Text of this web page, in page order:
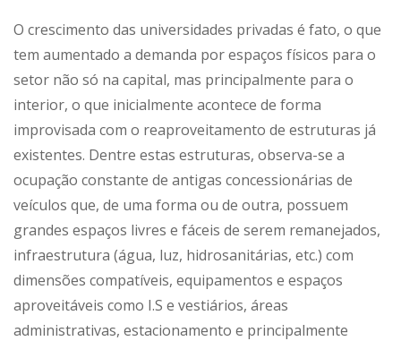
O crescimento das universidades privadas é fato, o que
tem aumentado a demanda por espaços físicos para o
setor não só na capital, mas principalmente para o
interior, o que inicialmente acontece de forma
improvisada com o reaproveitamento de estruturas já
existentes. Dentre estas estruturas, observa-se a
ocupação constante de antigas concessionárias de
veículos que, de uma forma ou de outra, possuem
grandes espaços livres e fáceis de serem remanejados,
infraestrutura (água, luz, hidrosanitárias, etc.) com
dimensões compatíveis, equipamentos e espaços
aproveitáveis como I.S e vestiários, áreas
administrativas, estacionamento e principalmente